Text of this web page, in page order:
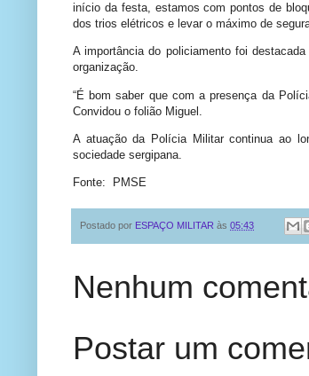
início da festa, estamos com pontos de
dos trios elétricos e levar o máximo de
A importância do policiamento foi
organização.
“É bom saber que com a presença da
Convidou o folião Miguel.
A atuação da Polícia Militar continua ao
sociedade sergipana.
Fonte: PMSE
Postado por ESPAÇO MILITAR às 05:43
Nenhum
Postar um